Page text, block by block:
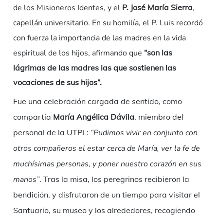
de los Misioneros Identes, y el P. José María Sierra,
capellán universitario. En su homilía, el P. Luis recordó
con fuerza la importancia de las madres en la vida
espiritual de los hijos, afirmando que “son las
lágrimas de las madres las que sostienen las
vocaciones de sus hijos”.
Fue una celebración cargada de sentido, como
compartía María Angélica Dávila, miembro del
personal de la UTPL: “Pudimos vivir en conjunto con
otros compañeros el estar cerca de María, ver la fe de
muchísimas personas, y poner nuestro corazón en sus
manos”. Tras la misa, los peregrinos recibieron la
bendición, y disfrutaron de un tiempo para visitar el
Santuario, su museo y los alrededores, recogiendo